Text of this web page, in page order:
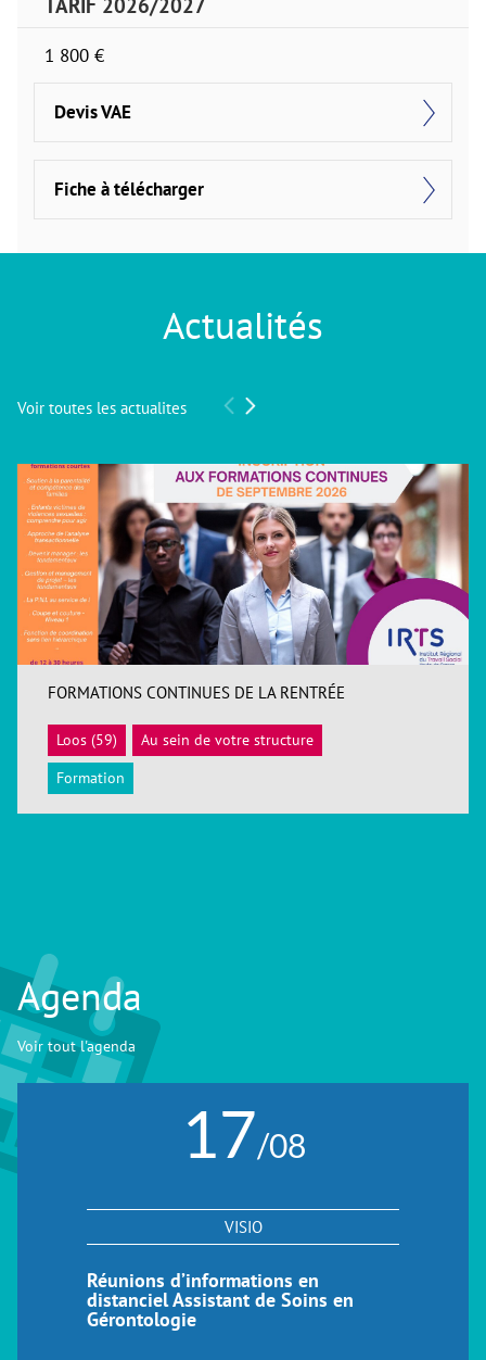
TARIF 2026/2027
1 800 €
Devis VAE
Fiche à télécharger
Actualités
Voir toutes les actualites
ACCÉDER
FORMATIONS CONTINUES DE LA RENTRÉE
Loos (59)
Au sein de votre structure
Formation
Agenda
Voir tout l'agenda
17/08
VISIO
Réunions d’informations en
distanciel Assistant de Soins en
Gérontologie